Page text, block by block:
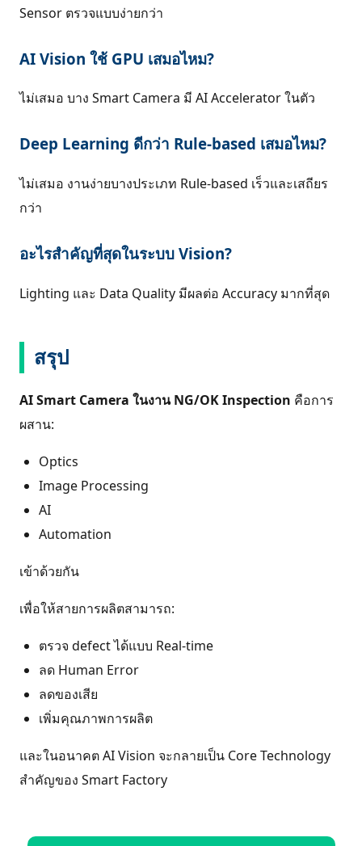
Sensor ตรวจแบบง่ายกว่า
AI Vision ใช้ GPU เสมอไหม?
ไม่เสมอ บาง Smart Camera มี AI Accelerator ในตัว
Deep Learning ดีกว่า Rule-based เสมอไหม?
ไม่เสมอ งานง่ายบางประเภท Rule-based เร็วและเสถียร
กว่า
อะไรสำคัญที่สุดในระบบ Vision?
Lighting และ Data Quality มีผลต่อ Accuracy มากที่สุด
สรุป
AI Smart Camera ในงาน NG/OK Inspection คือการ
ผสาน:
Optics
Image Processing
AI
Automation
เข้าด้วยกัน
เพื่อให้สายการผลิตสามารถ:
ตรวจ defect ได้แบบ Real-time
ลด Human Error
ลดของเสีย
เพิ่มคุณภาพการผลิต
และในอนาคต AI Vision จะกลายเป็น Core Technology
สำคัญของ Smart Factory